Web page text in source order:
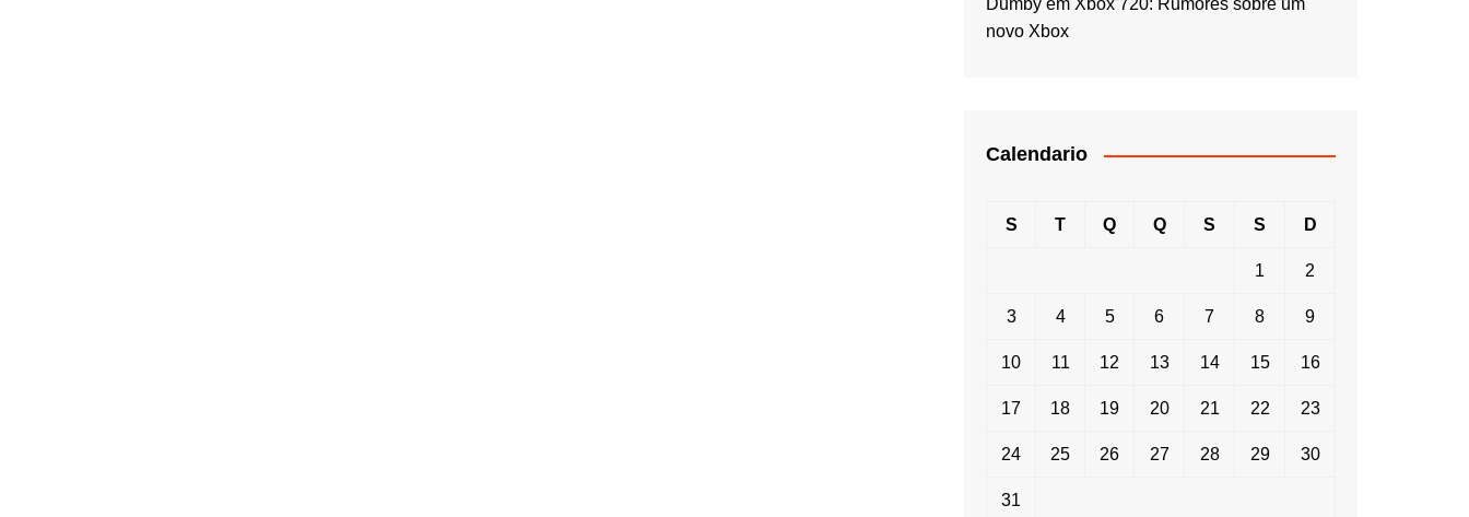
Dumby em Xbox 720: Rumores sobre um
novo Xbox
Calendario
S T Q Q S S D
1 2
3 4 5 6 7 8 9
10 11 12 13 14 15 16
17 18 19 20 21 22 23
24 25 26 27 28 29 30
31